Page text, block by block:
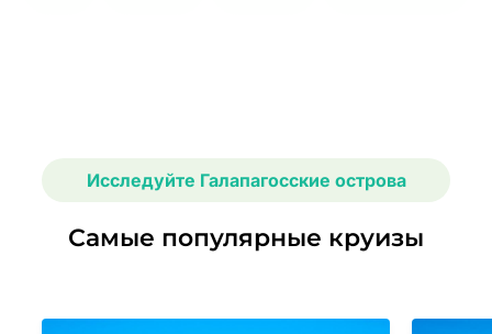
Исследуйте Галапагосские острова
Самые популярные круизы